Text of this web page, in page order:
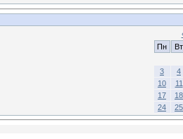
Пн
Вт
3
4
10
11
17
18
24
25